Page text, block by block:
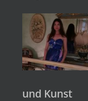
und Kunst